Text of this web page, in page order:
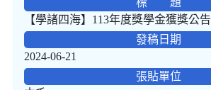
【學諸四海】113年度獎學金獲獎公告
發稿日期
2024-06-21
張貼單位